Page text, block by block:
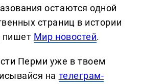
остаются одной
страниц в истории
пишет Мир новостей.
Перми уже в твоем
на телеграм-